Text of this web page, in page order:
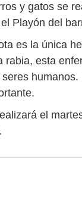
y gatos se
Playón del
es la única
rabia, esta
humanos.
el